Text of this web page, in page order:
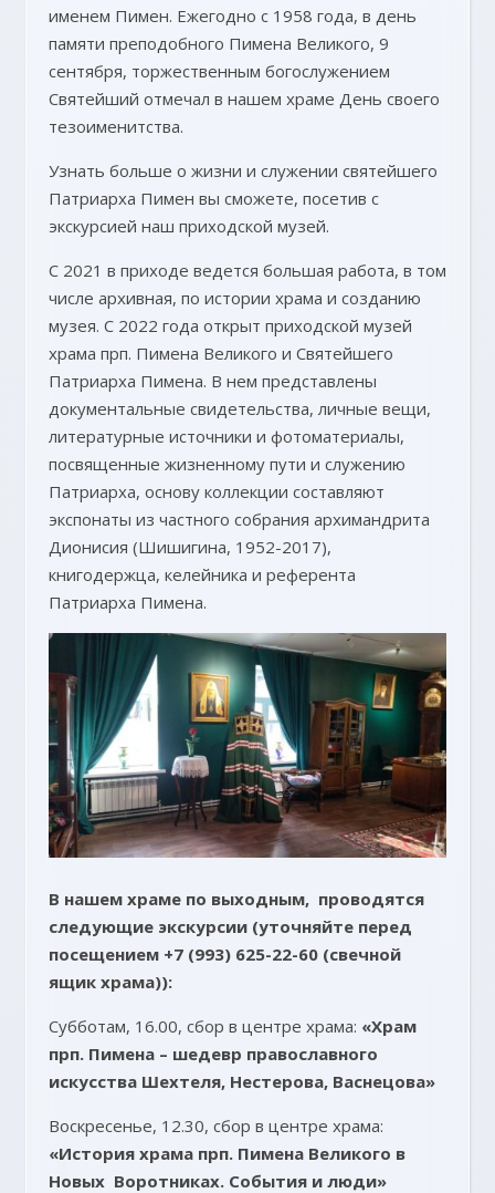
именем Пимен. Ежегодно с 1958 года, в день
памяти преподобного Пимена Великого, 9
сентября, торжественным богослужением
Святейший отмечал в нашем храме День своего
тезоименитства.
Узнать больше о жизни и служении святейшего
Патриарха Пимен вы сможете, посетив с
экскурсией наш приходской музей.
С 2021 в приходе ведется большая работа, в том
числе архивная, по истории храма и созданию
музея. С 2022 года открыт приходской музей
храма прп. Пимена Великого и Святейшего
Патриарха Пимена. В нем представлены
документальные свидетельства, личные вещи,
литературные источники и фотоматериалы,
посвященные жизненному пути и служению
Патриарха, основу коллекции составляют
экспонаты из частного собрания архимандрита
Дионисия (Шишигина, 1952-2017),
книгодержца, келейника и референта
Патриарха Пимена.
В нашем храме по выходным, проводятся
следующие экскурсии (уточняйте перед
посещением +7 (993) 625-22-60 (свечной
ящик храма)):
Субботам, 16.00, сбор в центре храма: «Храм
прп. Пимена – шедевр православного
искусства Шехтеля, Нестерова, Васнецова»
Воскресенье, 12.30, сбор в центре храма:
«История храма прп. Пимена Великого в
Новых Воротниках. События и люди»